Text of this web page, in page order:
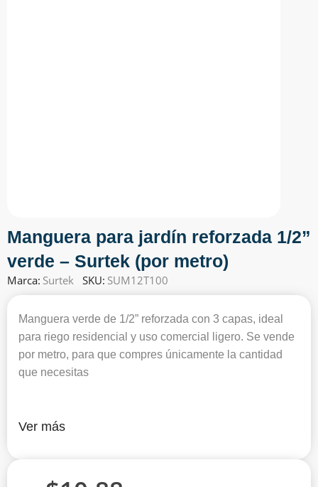
Manguera para jardín reforzada 1/2”
verde – Surtek (por metro)
Marca: Surtek SKU: SUM12T100
Manguera verde de 1/2” reforzada con 3 capas, ideal
para riego residencial y uso comercial ligero. Se vende
por metro, para que compres únicamente la cantidad
que necesitas
Ver más